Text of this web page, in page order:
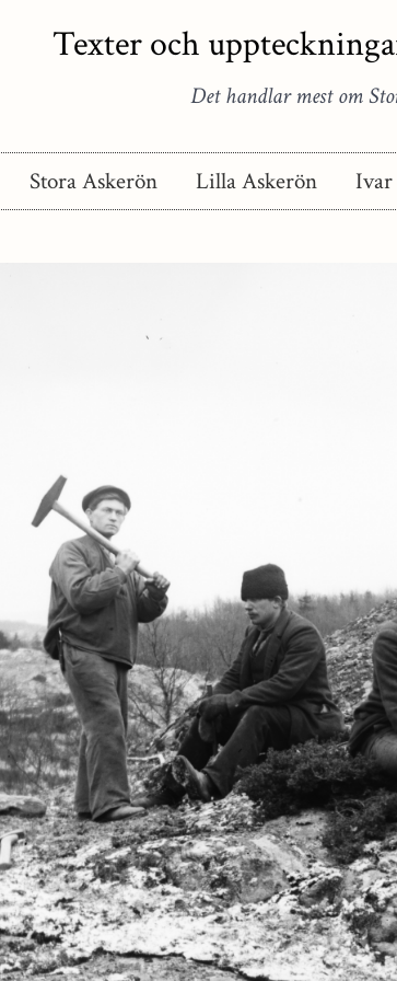
Texter och
Det handlar mest om
Stora Askerön Lilla Askerön Ivar